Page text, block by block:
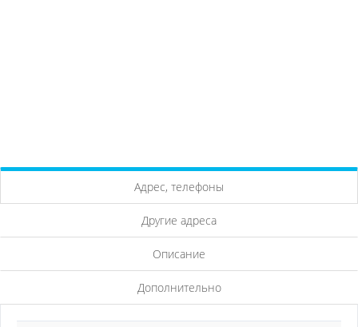
Адрес, телефоны
Другие адреса
Описание
Дополнительно